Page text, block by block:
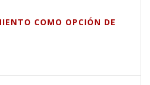
COMO OPCIÓN DE